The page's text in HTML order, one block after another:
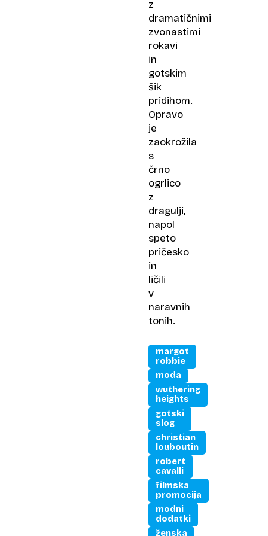
z
dramatičnimi
zvonastimi
rokavi
in
gotskim
šik
pridihom.
Opravo
je
zaokrožila
s
črno
ogrlico
z
dragulji,
napol
speto
pričesko
in
ličili
v
naravnih
tonih.
margot
robbie
moda
wuthering
heights
gotski
slog
christian
louboutin
robert
cavalli
filmska
promocija
modni
dodatki
ženska